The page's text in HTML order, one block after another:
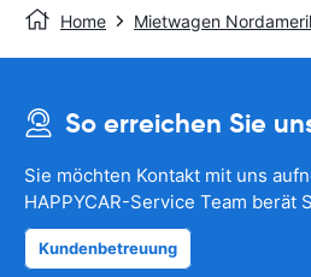
Home Mietwagen
So erreichen Sie
Sie möchten Kontakt mit uns
HAPPYCAR-Service Team berät
Kundenbetreuung